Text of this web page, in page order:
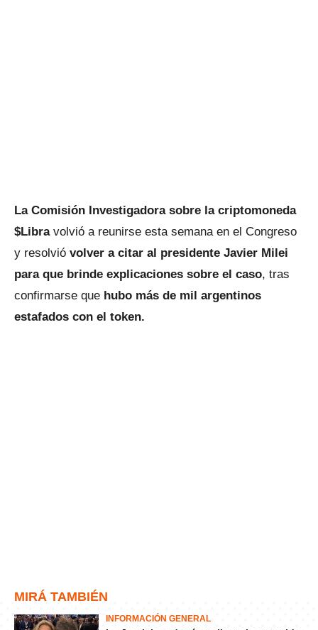
La Comisión Investigadora sobre la criptomoneda
$Libra volvió a reunirse esta semana en el Congreso
y resolvió volver a citar al presidente Javier Milei
para que brinde explicaciones sobre el caso, tras
confirmarse que hubo más de mil argentinos
estafados con el token.
MIRÁ TAMBIÉN
INFORMACIÓN GENERAL